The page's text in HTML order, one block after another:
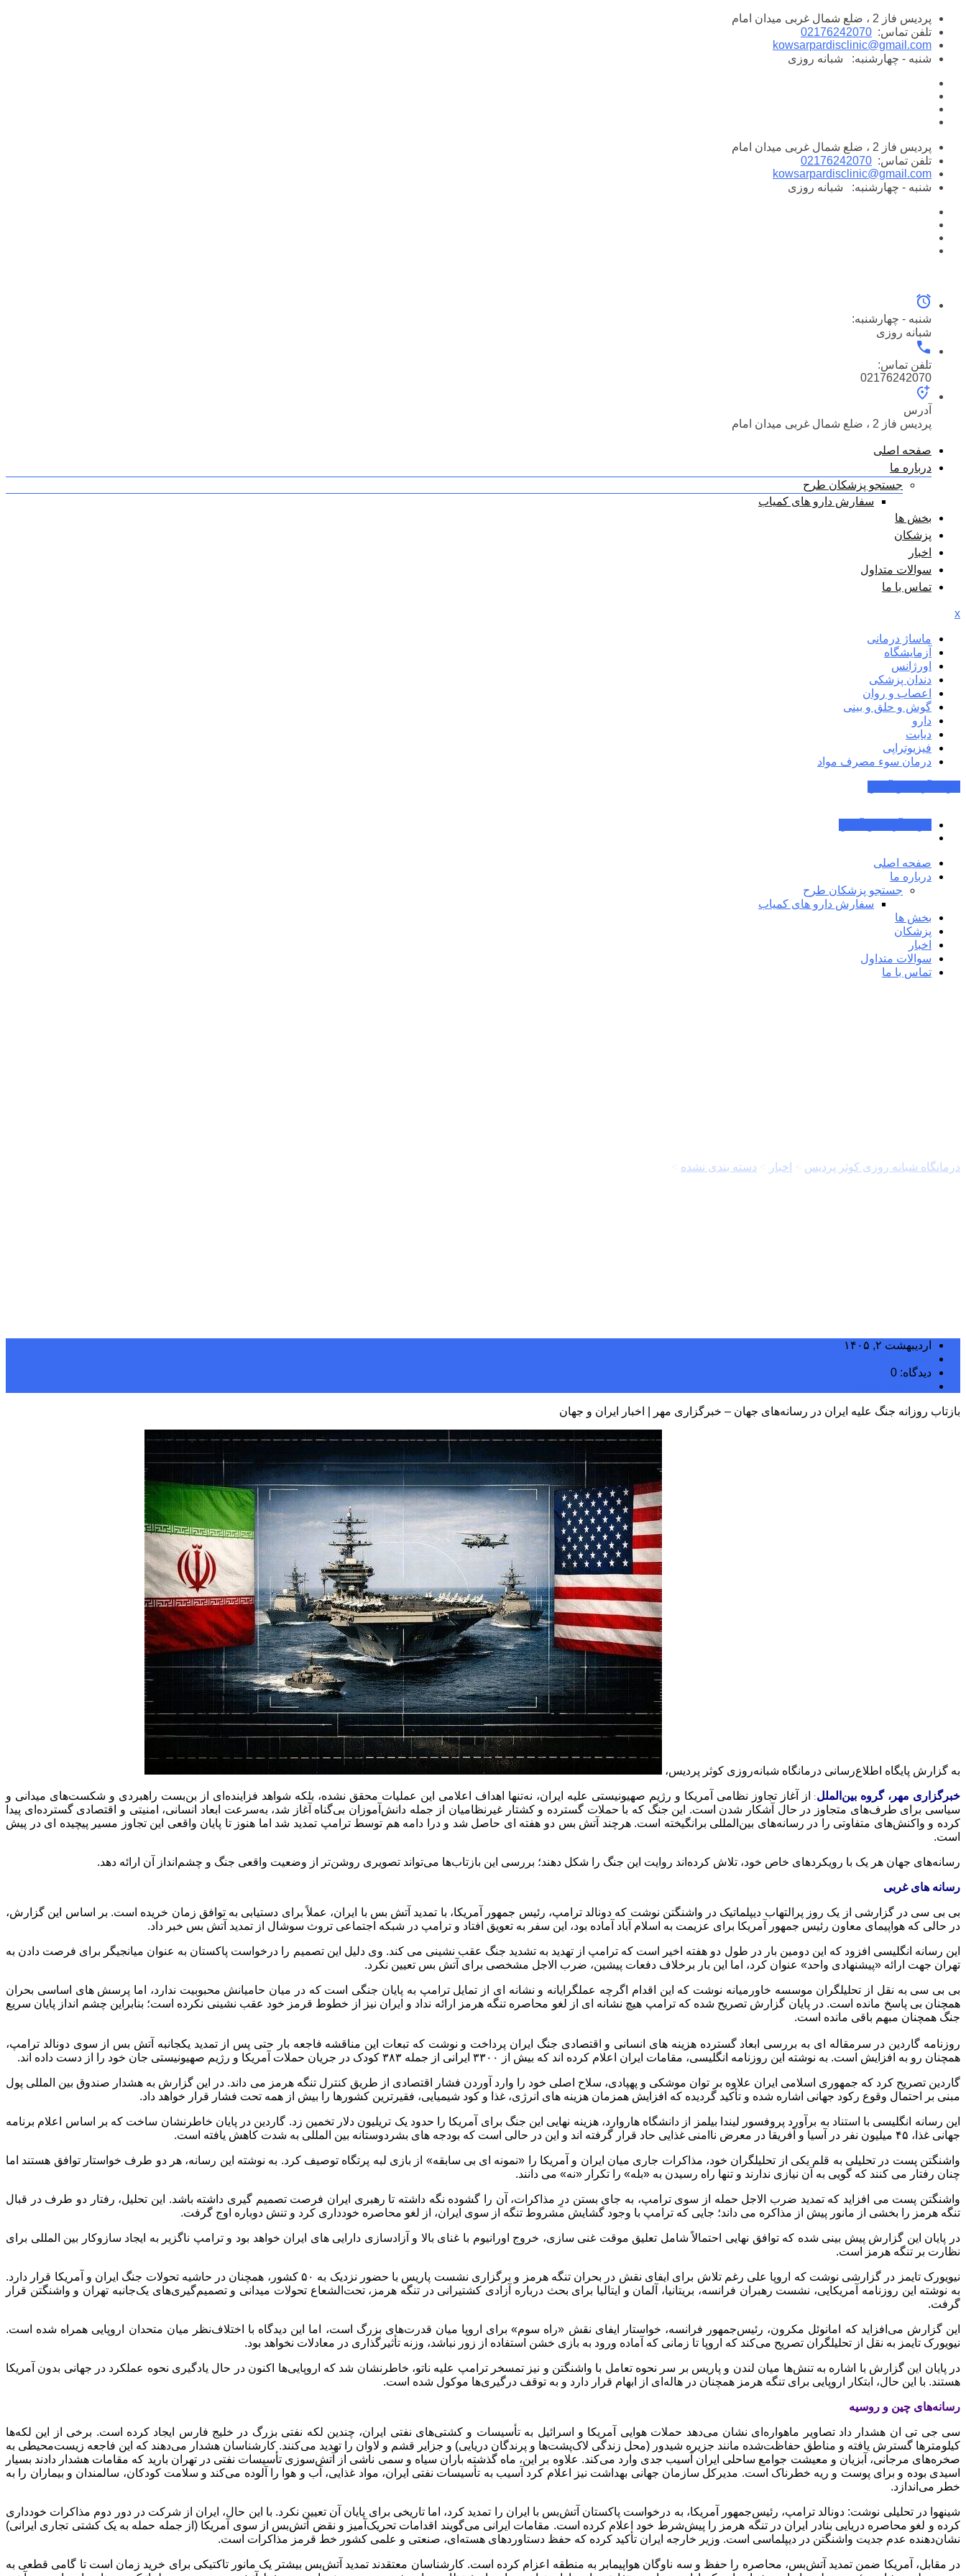
پرش
محتوا
پردیس فاز 2 ، ضلع شمال غربی میدان امام
تلفن تماس: 02176242070
kowsarpardisclinic@gmail.com
شنبه - چهارشنبه:
شبانه روزی
پردیس فاز 2 ، ضلع شمال غربی میدان امام
تلفن تماس: 02176242070
kowsarpardisclinic@gmail.com
شنبه - چهارشنبه:
شبانه روزی
شنبه - چهارشنبه:
شبانه روزی
تلفن تماس:
02176242070
آدرس
پردیس فاز 2 ، ضلع شمال غربی میدان امام
صفحه اصلی
درباره ما
جستجو پزشکان طرح
سفارش دارو های کمیاب
بخش ها
پزشکان
اخبار
سوالات متداول
تماس با ما
x
ماساژ درمانی
آزمایشگاه
اورژانس
دندان پزشکی
اعصاب و روان
گوش و حلق و بینی
دارو
دیابت
فیزیوتراپی
درمان سوء مصرف مواد
صفحه اصلی
درباره ما
جستجو پزشکان طرح
سفارش دارو های کمیاب
بخش ها
پزشکان
اخبار
سوالات متداول
تماس با ما
درمانگاه شبانه روزی کوثر پردیس اخبار دسته بندی نشده
اردیبهشت ۲, ۱۴۰۵
دیدگاه: 0
بازتاب روزانه جنگ علیه ایران در رسانه‌های جهان – خبرگزاری مهر | اخبار ایران و جهان
به گزارش پایگاه اطلاع‌رسانی درمانگاه شبانه‌روزی کوثر پردیس،
خبرگزاری مهر، گروه بین‌الملل:
از آغاز تجاوز نظامی آمریکا و رژیم صهیونیستی علیه ایران، نه‌تنها اهداف اعلامی این عملیات محقق نشده، بلکه شواهد فزاینده‌ای از بن‌بست راهبردی و شکست‌های میدانی و
سیاسی برای طرف‌های متجاوز در حال آشکار شدن است. این جنگ که با حملات گسترده و کشتار غیرنظامیان از جمله دانش‌آموزان بی‌گناه آغاز شد، به‌سرعت ابعاد انسانی، امنیتی و اقتصادی گسترده‌ای پیدا
کرده و واکنش‌های متفاوتی را در رسانه‌های بین‌المللی برانگیخته است. هرچند آتش بس دو هفته ای حاصل شد و درا دامه هم توسط ترامپ تمدید شد اما هنوز تا پایان واقعی این تجاوز مسیر پیچیده ای در پیش
است.
رسانه‌های جهان هر یک با رویکردهای خاص خود، تلاش کرده‌اند روایت این جنگ را شکل دهند؛ بررسی این بازتاب‌ها می‌تواند تصویری روشن‌تر از وضعیت واقعی جنگ و چشم‌انداز آن ارائه دهد.
رسانه های غربی
بی بی سی در گزارشی از یک روز پرالتهاب دیپلماتیک در واشنگتن نوشت که دونالد ترامپ، رئیس جمهور آمریکا، با تمدید آتش بس با ایران، عملاً برای دستیابی به توافق زمان خریده است. بر اساس این گزارش،
در حالی که هواپیمای معاون رئیس جمهور آمریکا برای عزیمت به اسلام آباد آماده بود، این سفر به تعویق افتاد و ترامپ در شبکه اجتماعی تروث سوشال از تمدید آتش بس خبر داد.
این رسانه انگلیسی افزود که این دومین بار در طول دو هفته اخیر است که ترامپ از تهدید به تشدید جنگ عقب نشینی می کند. وی دلیل این تصمیم را درخواست پاکستان به عنوان میانجیگر برای فرصت دادن به
تهران جهت ارائه «پیشنهادی واحد» عنوان کرد، اما این بار برخلاف دفعات پیشین، ضرب الاجل مشخصی برای آتش بس تعیین نکرد.
بی بی سی به نقل از تحلیلگران موسسه خاورمیانه نوشت که این اقدام اگرچه عملگرایانه و نشانه ای از تمایل ترامپ به پایان جنگی است که در میان حامیانش محبوبیت ندارد، اما پرسش های اساسی بحران
همچنان بی پاسخ مانده است. در پایان گزارش تصریح شده که ترامپ هیچ نشانه ای از لغو محاصره تنگه هرمز ارائه نداد و ایران نیز از خطوط قرمز خود عقب نشینی نکرده است؛ بنابراین چشم انداز پایان سریع
جنگ همچنان مبهم باقی مانده است.
روزنامه گاردین در سرمقاله ای به بررسی ابعاد گسترده هزینه های انسانی و اقتصادی جنگ ایران پرداخت و نوشت که تبعات این مناقشه فاجعه بار حتی پس از تمدید یکجانبه آتش بس از سوی دونالد ترامپ،
همچنان رو به افزایش است. به نوشته این روزنامه انگلیسی، مقامات ایران اعلام کرده اند که بیش از ۳۳۰۰ ایرانی از جمله ۳۸۳ کودک در جریان حملات آمریکا و رژیم صهیونیستی جان خود را از دست داده اند.
گاردین تصریح کرد که جمهوری اسلامی ایران علاوه بر توان موشکی و پهپادی، سلاح اصلی خود را وارد آوردن فشار اقتصادی از طریق کنترل تنگه هرمز می داند. در این گزارش به هشدار صندوق بین المللی پول
مبنی بر احتمال وقوع رکود جهانی اشاره شده و تأکید گردیده که افزایش همزمان هزینه های انرژی، غذا و کود شیمیایی، فقیرترین کشورها را بیش از همه تحت فشار قرار خواهد داد.
این رسانه انگلیسی با استناد به برآورد پروفسور لیندا بیلمز از دانشگاه هاروارد، هزینه نهایی این جنگ برای آمریکا را حدود یک تریلیون دلار تخمین زد. گاردین در پایان خاطرنشان ساخت که بر اساس اعلام برنامه
جهانی غذا، ۴۵ میلیون نفر در آسیا و آفریقا در معرض ناامنی غذایی حاد قرار گرفته اند و این در حالی است که بودجه های بشردوستانه بین المللی به شدت کاهش یافته است.
واشنگتن پست در تحلیلی به قلم یکی از تحلیلگران خود، مذاکرات جاری میان ایران و آمریکا را «نمونه ای بی سابقه» از بازی لبه پرتگاه توصیف کرد. به نوشته این رسانه، هر دو طرف خواستار توافق هستند اما
چنان رفتار می کنند که گویی به آن نیازی ندارند و تنها راه رسیدن به «بله» را تکرار «نه» می دانند.
واشنگتن پست می افزاید که تمدید ضرب الاجل حمله از سوی ترامپ، به جای بستن درِ مذاکرات، آن را گشوده نگه داشته تا رهبری ایران فرصت تصمیم گیری داشته باشد. این تحلیل، رفتار دو طرف در قبال
تنگه هرمز را بخشی از مانور پیش از مذاکره می داند؛ جایی که ترامپ با وجود گشایش مشروط تنگه از سوی ایران، از لغو محاصره خودداری کرد و تنش دوباره اوج گرفت.
در پایان این گزارش پیش بینی شده که توافق نهایی احتمالاً شامل تعلیق موقت غنی سازی، خروج اورانیوم با غنای بالا و آزادسازی دارایی های ایران خواهد بود و ترامپ ناگزیر به ایجاد سازوکار بین المللی برای
نظارت بر تنگه هرمز است.
نیویورک تایمز
در گزارشی نوشت که اروپا علی رغم تلاش برای ایفای نقش در بحران تنگه هرمز و برگزاری نشست پاریس با حضور نزدیک به ۵۰ کشور، همچنان در حاشیه تحولات جنگ ایران و آمریکا قرار دارد.
به نوشته این روزنامه آمریکایی، نشست رهبران فرانسه، بریتانیا، آلمان و ایتالیا برای بحث درباره آزادی کشتیرانی در تنگه هرمز، تحت‌الشعاع تحولات میدانی و تصمیم‌گیری‌های یک‌جانبه تهران و واشنگتن قرار
گرفت.
این گزارش می‌افزاید که امانوئل مکرون، رئیس‌جمهور فرانسه، خواستار ایفای نقش «راه سوم» برای اروپا میان قدرت‌های بزرگ است، اما این دیدگاه با اختلاف‌نظر میان متحدان اروپایی همراه شده است.
نیویورک تایمز به نقل از تحلیلگران تصریح می‌کند که اروپا تا زمانی که آماده ورود به بازی خشن استفاده از زور نباشد، وزنه تأثیرگذاری در معادلات نخواهد بود.
در پایان این گزارش با اشاره به تنش‌ها میان لندن و پاریس بر سر نحوه تعامل با واشنگتن و نیز تمسخر ترامپ علیه ناتو، خاطرنشان شد که اروپایی‌ها اکنون در حال یادگیری نحوه عملکرد در جهانی بدون آمریکا
هستند. با این حال، ابتکار اروپایی برای تنگه هرمز همچنان در هاله‌ای از ابهام قرار دارد و به توقف درگیری‌ها موکول شده است.
رسانه‌های چین و روسیه
سی جی تی ان هشدار داد تصاویر ماهواره‌ای نشان می‌دهد حملات هوایی آمریکا و اسرائیل به تأسیسات و کشتی‌های نفتی ایران، چندین لکه نفتی بزرگ در خلیج فارس ایجاد کرده است. برخی از این لکه‌ها
کیلومترها گسترش یافته و مناطق حفاظت‌شده مانند جزیره شیدور (محل زندگی لاک‌پشت‌ها و پرندگان دریایی) و جزایر قشم و لاوان را تهدید می‌کنند. کارشناسان هشدار می‌دهند که این فاجعه زیست‌محیطی به
صخره‌های مرجانی، آبزیان و معیشت جوامع ساحلی ایران آسیب جدی وارد می‌کند. علاوه بر این، ماه گذشته باران سیاه و سمی ناشی از آتش‌سوزی تأسیسات نفتی در تهران بارید که مقامات هشدار دادند بسیار
اسیدی بوده و برای پوست و ریه خطرناک است. مدیرکل سازمان جهانی بهداشت نیز اعلام کرد آسیب به تأسیسات نفتی ایران، مواد غذایی، آب و هوا را آلوده می‌کند و سلامت کودکان، سالمندان و بیماران را به
خطر می‌اندازد.
شینهوا در تحلیلی نوشت: دونالد ترامپ، رئیس‌جمهور آمریکا، به درخواست پاکستان آتش‌بس با ایران را تمدید کرد، اما تاریخی برای پایان آن تعیین نکرد. با این حال، ایران از شرکت در دور دوم مذاکرات خودداری
کرده و لغو محاصره دریایی بنادر ایران در تنگه هرمز را پیش‌شرط خود اعلام کرده است. مقامات ایرانی می‌گویند اقدامات تحریک‌آمیز و نقض آتش‌بس از سوی آمریکا (از جمله حمله به یک کشتی تجاری ایرانی)
نشان‌دهنده عدم جدیت واشنگتن در دیپلماسی است. وزیر خارجه ایران تأکید کرده که حفظ دستاوردهای هسته‌ای، صنعتی و علمی کشور خط قرمز مذاکرات است.
در مقابل، آمریکا ضمن تمدید آتش‌بس، محاصره را حفظ و سه ناوگان هواپیمابر به منطقه اعزام کرده است. کارشناسان معتقدند تمدید آتش‌بس بیشتر یک مانور تاکتیکی برای خرید زمان است تا گامی قطعی به